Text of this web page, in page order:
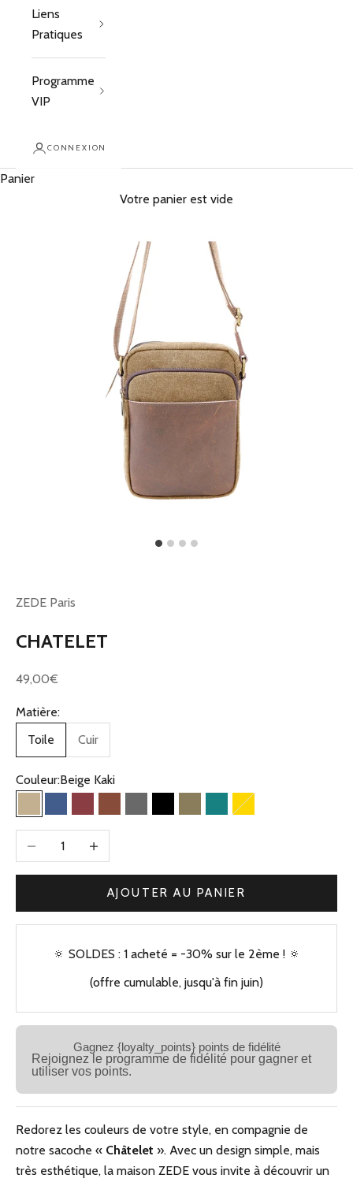
Liens
Pratiques
Programme
VIP
CONNEXION
Panier
Votre panier est vide
ZEDE Paris
CHATELET
Prix de vente
49,00€
Matière:
Toile
Cuir
Couleur:Beige Kaki
Beige Kaki
Bleu JeanBordeaux
CamelGris Noir OliveVert Gold
Diminuer la quantitéAugmenter la quantité
AJOUTER AU PANIER
🔅 SOLDES : 1 acheté = -30% sur le 2ème ! 🔅
(offre cumulable, jusqu'à fin juin)
Gagnez {loyalty_points} points de fidélité
Rejoignez le programme de fidélité pour gagner et
utiliser vos points.
Redorez les couleurs de votre style, en compagnie de
notre sacoche « Châtelet ». Avec un design simple, mais
très esthétique, la maison ZEDE vous invite à découvrir un